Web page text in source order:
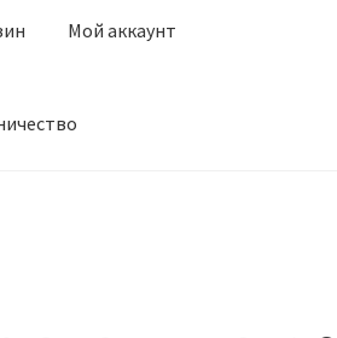
Мой аккаунт